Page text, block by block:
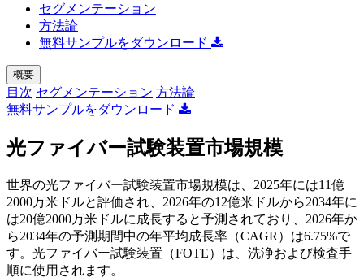
セグメンテーション
方法論
無料サンプルをダウンロード
概要
目次 セグメンテーション 方法論
無料サンプルをダウンロード
光ファイバー試験装置市場規模
世界の光ファイバー試験装置市場規模は、2025年には11億
2000万米ドルと評価され、2026年の12億米ドルから2034年に
は20億2000万米ドルに成長すると予測されており、2026年か
ら2034年の予測期間中の年平均成長率（CAGR）は6.75%で
す。光ファイバー試験装置（FOTE）は、洗浄および検査手
順に使用されます。